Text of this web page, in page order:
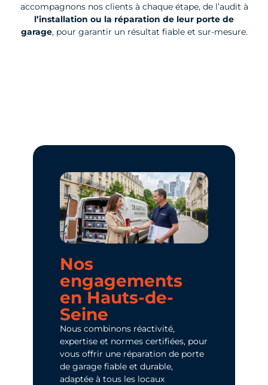
accompagnons nos clients à chaque étape, de l’audit à
l’installation ou la réparation de leur porte de
garage, pour garantir un résultat fiable et sur-mesure.
Nos
engagements
en Hauts-de-
Seine
Nous combinons réactivité,
expertise et normes certifiées, pour
vous offrir une réparation de porte
de garage fiable et durable,
adaptée à tous les locaux